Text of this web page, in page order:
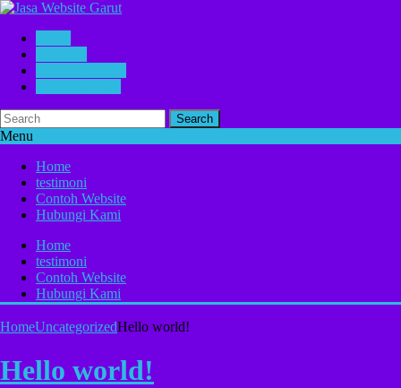
Search
Menu
Home
testimoni
Contoh Website
Hubungi Kami
Home
testimoni
Contoh Website
Hubungi Kami
HomeUncategorizedHello world!
Hello world!